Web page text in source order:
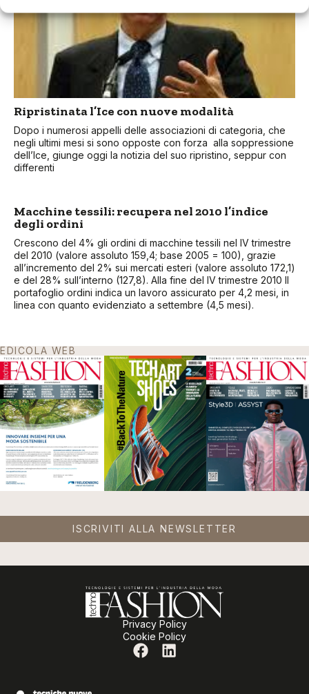
Ripristinata l’Ice con nuove modalità
Dopo i numerosi appelli delle associazioni di categoria, che
negli ultimi mesi si sono opposte con forza alla soppressione
dell’Ice, giunge oggi la notizia del suo ripristino, seppur con
differenti
Macchine tessili: recupera nel 2010 l’indice
degli ordini
Crescono del 4% gli ordini di macchine tessili nel IV trimestre
del 2010 (valore assoluto 159,4; base 2005 = 100), grazie
all’incremento del 2% sui mercati esteri (valore assoluto 172,1)
e del 28% sull’interno (127,8). Alla fine del IV trimestre 2010 Il
portafoglio ordini indica un lavoro assicurato per 4,2 mesi, in
linea con quanto evidenziato a settembre (4,5 mesi).
EDICOLA WEB
ISCRIVITI ALLA NEWSLETTER
Privacy Policy
Cookie Policy